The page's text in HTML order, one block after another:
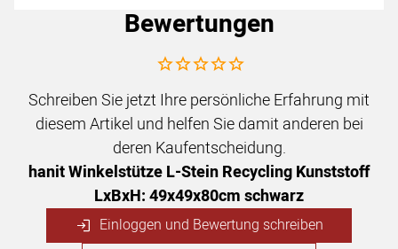
Bewertungen
Noch keine Bewertungen abgegeben
Schreiben Sie jetzt Ihre persönliche Erfahrung mit
diesem Artikel und helfen Sie damit anderen bei
deren Kaufentscheidung.
hanit Winkelstütze L-Stein Recycling Kunststoff
LxBxH: 49x49x80cm schwarz
Einloggen und Bewertung schreiben